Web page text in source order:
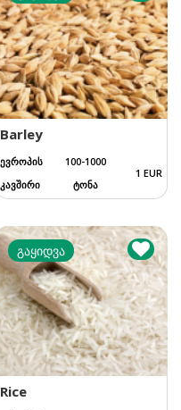
Barley
ევროპის
კავშირი
100-1000
ტონა
1 EUR
გაყიდვა
Rice